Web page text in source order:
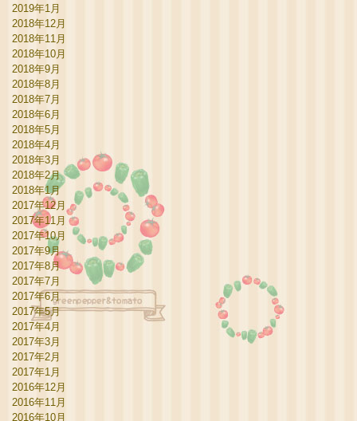
2019年1月
2018年12月
2018年11月
2018年10月
2018年9月
2018年8月
2018年7月
2018年6月
2018年5月
2018年4月
2018年3月
2018年2月
2018年1月
2017年12月
2017年11月
2017年10月
2017年9月
2017年8月
2017年7月
2017年6月
2017年5月
2017年4月
2017年3月
2017年2月
2017年1月
2016年12月
2016年11月
2016年10月